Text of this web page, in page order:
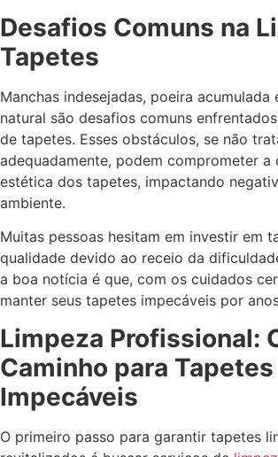
Desafios Comuns na
Tapetes
Manchas indesejadas, poeira acumulada
natural são desafios comuns
de tapetes. Esses obstáculos, se não
adequadamente, podem comprometer a
estética dos tapetes, impactando
ambiente.
Muitas pessoas hesitam em investir em
qualidade devido ao receio da
a boa notícia é que, com os cuidados
manter seus tapetes impecáveis por
Limpeza Profissional:
Caminho para Tapetes
Impecáveis
O primeiro passo para garantir tapetes